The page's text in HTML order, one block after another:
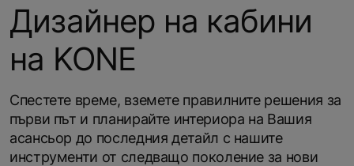
Дизайнер на кабини
на KONE
Спестете време, вземете правилните решения за
първи път и планирайте интериора на Вашия
асансьор до последния детайл с нашите
инструменти от следващо поколение за нови